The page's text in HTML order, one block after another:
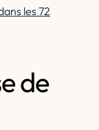
les 72
de